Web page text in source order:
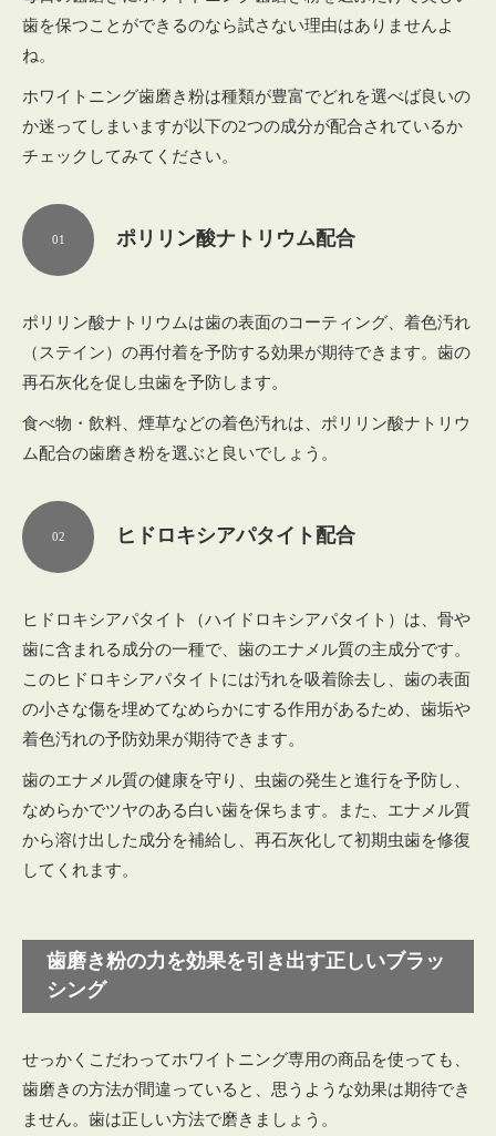
歯を保つことができるのなら試さない理由はありませんよ
ね。
ホワイトニング歯磨き粉は種類が豊富でどれを選べば良いの
か迷ってしまいますが以下の2つの成分が配合されているか
チェックしてみてください。
ポリリン酸ナトリウム配合
01
ポリリン酸ナトリウムは歯の表面のコーティング、着色汚れ
（ステイン）の再付着を予防する効果が期待できます。歯の
再石灰化を促し虫歯を予防します。
食べ物・飲料、煙草などの着色汚れは、ポリリン酸ナトリウ
ム配合の歯磨き粉を選ぶと良いでしょう。
ヒドロキシアパタイト配合
02
ヒドロキシアパタイト（ハイドロキシアパタイト）は、骨や
歯に含まれる成分の一種で、歯のエナメル質の主成分です。
このヒドロキシアパタイトには汚れを吸着除去し、歯の表面
の小さな傷を埋めてなめらかにする作用があるため、歯垢や
着色汚れの予防効果が期待できます。
歯のエナメル質の健康を守り、虫歯の発生と進行を予防し、
なめらかでツヤのある白い歯を保ちます。また、エナメル質
から溶け出した成分を補給し、再石灰化して初期虫歯を修復
してくれます。
歯磨き粉の力を効果を引き出す正しいブラッ
シング
せっかくこだわってホワイトニング専用の商品を使っても、
歯磨きの方法が間違っていると、思うような効果は期待でき
ません。歯は正しい方法で磨きましょう。